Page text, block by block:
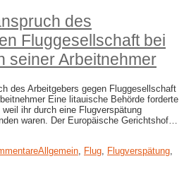
des
Fluggesellschaft bei
seiner Arbeitnehmer
des Arbeitgebers gegen Fluggesellschaft
Eine litauische Behörde forderte
ihr durch eine Flugverspätung
waren. Der Europäische Gerichtshof…
Allgemein Flug Flugverspätung